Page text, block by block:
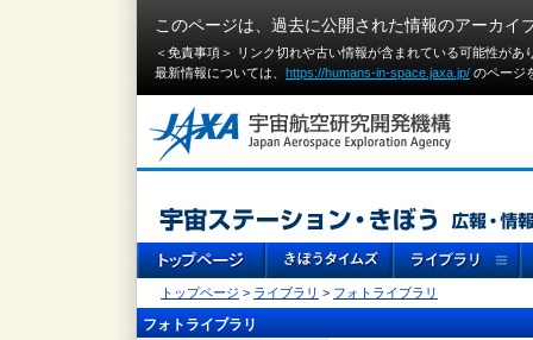
このページは、過去に公開された情報のアーカイ
＜免責事項＞ リンク切れや古い情報が含まれている可能性が
最新情報については、 https://humans-in-space.jaxa.jp/ のページ
トップページ > ライブラリ > フォトライブラリ
フォトライブラリ